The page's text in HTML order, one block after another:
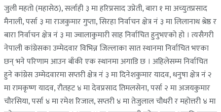
जुली महतो (महासेठ), सर्लाही ३ मा हरिप्रसाद उप्रेती, बारा १ मा अच्युतप्रसाद
मैनाली, पर्सा ३ मा राजकुमार गुप्ता, सिरहा निर्वाचन क्षेत्र नं ३ मा लिलानाथ श्रेष्ठ र
बारा निर्वाचन क्षेत्र नं ३ मा ज्वालाकुमारी साह निर्वाचित हुनुभएको हो । त्यसैगरी
नेपाली कांग्रेसका उम्मेदवार विभिन्न जिल्लाका सात स्थानमा निर्वाचित भएका
छन् भने परिणाम आउन बाँकी एक स्थानमा अगाडि छ । अहिलेसम्म निर्वाचित
हुने कांग्रेस उम्मेदवारमा सप्तरी क्षेत्र नं ३ मा दिनेशकुमार यादव, धनुषा क्षेत्र नं २
मा रामकृष्ण यादव, रौतहट ४ मा देवप्रसाद तिमलसेना, पर्सा २ मा अजयकुमार
चौरसिया, पर्सा ४ मा रमेश रिजाल, सप्तरी ४ मा तेजुलाल चौधरी र महोत्तरी ४ मा